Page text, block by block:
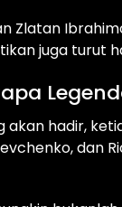
Zlatan
juga turut
akan hadir,
dan